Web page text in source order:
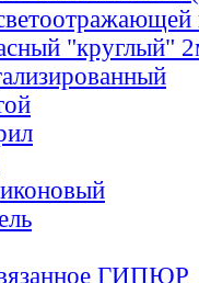
"круглый"
ГИПЮР